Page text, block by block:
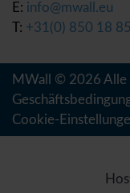
E: info@mwall.eu
T: +31(0) 850 18
MWall © 2026 Alle
Cookie-